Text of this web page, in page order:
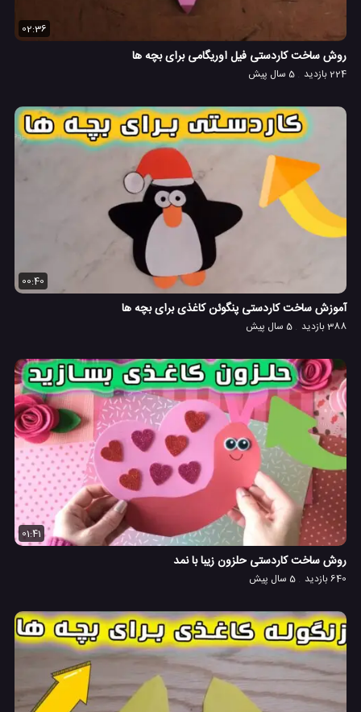
02:36
روش ساخت کاردستی فیل اوریگامی برای بچه ها
224 بازدید 5 سال پیش
00:40
آموزش ساخت کاردستی پنگوئن کاغذی برای بچه ها
388 بازدید 5 سال پیش
01:41
روش ساخت کاردستی حلزون زیبا با نمد
640 بازدید 5 سال پیش